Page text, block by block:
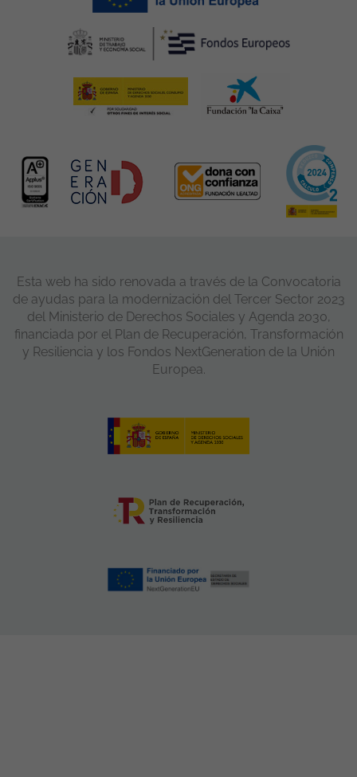
Esta web ha sido renovada a través de la Convocatoria
de ayudas para la modernización del Tercer Sector 2023
del Ministerio de Derechos Sociales y Agenda 2030,
financiada por el Plan de Recuperación, Transformación
y Resiliencia y los Fondos NextGeneration de la Unión
Europea.